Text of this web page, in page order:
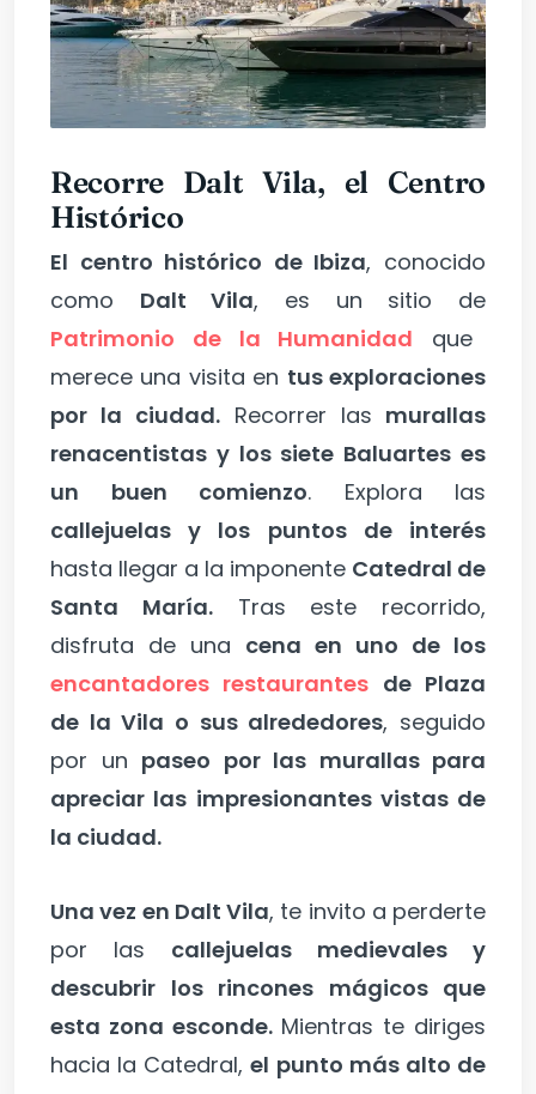
Recorre Dalt Vila, el Centro
Histórico
El centro histórico de Ibiza, conocido
como Dalt Vila, es un sitio de
Patrimonio de la Humanidad que
merece una visita en tus exploraciones
por la ciudad. Recorrer las murallas
renacentistas y los siete Baluartes es
un buen comienzo. Explora las
callejuelas y los puntos de interés
hasta llegar a la imponente Catedral de
Santa María.Tras este recorrido,
disfruta de una cena en uno de los
encantadores restaurantes de Plaza
de la Vila o sus alrededores, seguido
por un paseo por las murallas para
apreciar las impresionantes vistas de
la ciudad.
Una vez en Dalt Vila, te invito a perderte
por las callejuelas medievales y
descubrir los rincones mágicos que
esta zona esconde. Mientras te diriges
hacia la Catedral,el punto más alto de